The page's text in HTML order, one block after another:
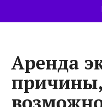
Аренда
причины,